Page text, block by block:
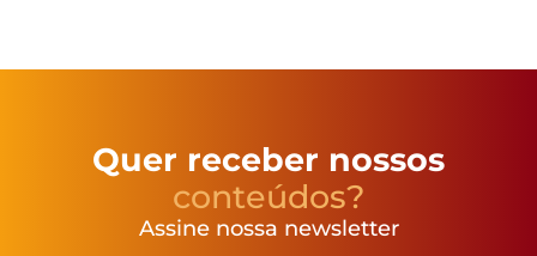
Quer receber nossos
conteúdos?
Assine nossa newsletter